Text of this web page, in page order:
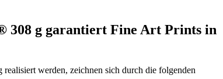
308 g garantiert Fine Art Prints in
werden, zeichnen sich durch die folgenden